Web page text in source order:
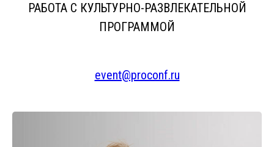
РАБОТА С КУЛЬТУРНО-РАЗВЛЕКАТЕЛЬНОЙ
ПРОГРАММОЙ
event@proconf.ru